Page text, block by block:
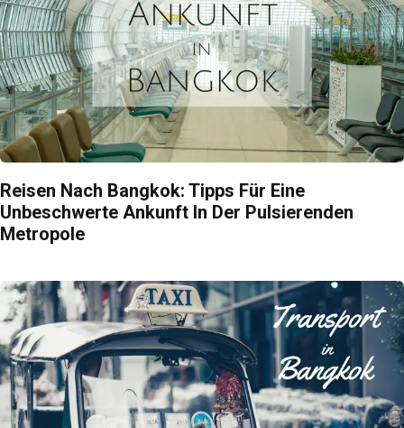
Reisen Nach Bangkok: Tipps Für Eine
Unbeschwerte Ankunft In Der Pulsierenden
Metropole